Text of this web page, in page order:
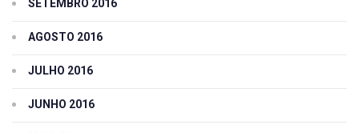
SETEMBRO 2016
AGOSTO 2016
JULHO 2016
JUNHO 2016